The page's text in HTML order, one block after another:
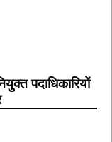
पदाधिकारियों